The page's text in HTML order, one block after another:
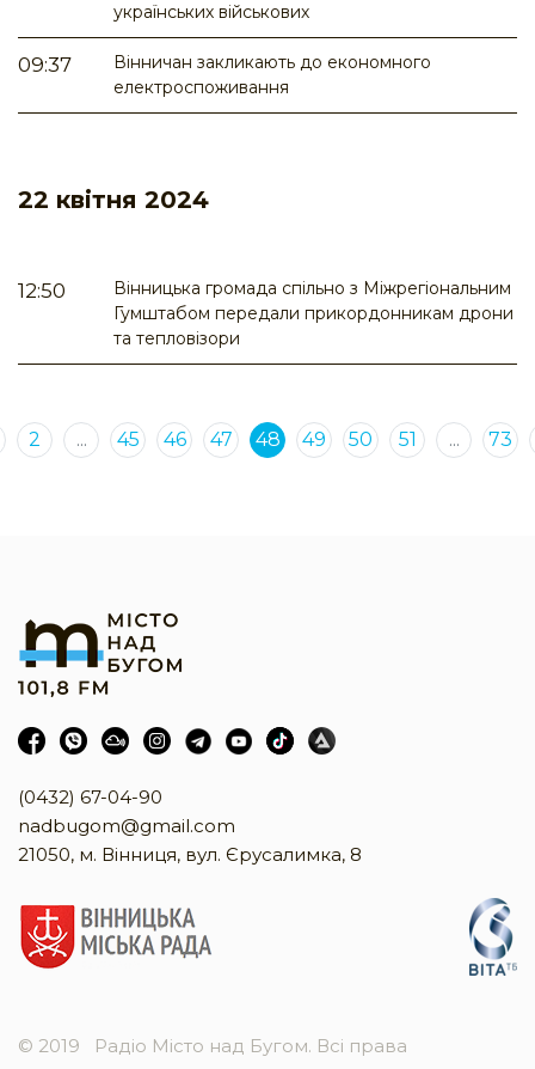
українських військових
09:37
Вінничан закликають до економного
електроспоживання
22 квітня 2024
12:50
Вінницька громада спільно з Міжрегіональним
Гумштабом передали прикордонникам дрони
та тепловізори
2 ... 45 46 47 48 49 50 51 ... 73
(0432) 67-04-90
nadbugom@gmail.com
21050, м. Вінниця, вул. Єрусалимка, 8
© 2019
Радіо Місто над Бугом. Всі права